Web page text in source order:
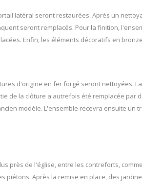
latéral seront restaurées. Après un
seront remplacés. Pour la finition,
Enfin, les éléments décoratifs en
d'origine en fer forgé seront nettoyées.
de la clôture a autrefois été remplacée par
modèle. L'ensemble recevra ensuite un
près de l'église, entre les contreforts,
piétons. Après la remise en place, des